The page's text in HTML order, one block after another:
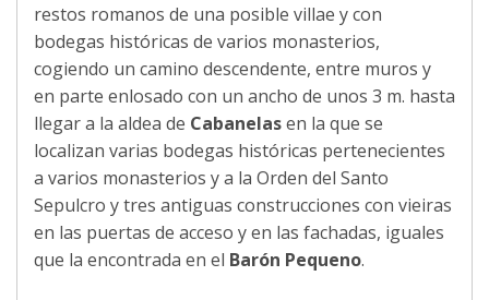
restos romanos de una posible villae y con
bodegas históricas de varios monasterios,
cogiendo un camino descendente, entre muros y
en parte enlosado con un ancho de unos 3 m. hasta
llegar a la aldea de Cabanelasen la que se
localizan varias bodegas históricas pertenecientes
a varios monasterios y a la Orden del Santo
Sepulcro y tres antiguas construcciones con vieiras
en las puertas de acceso y en las fachadas, iguales
que la encontrada en el Barón Pequeno.